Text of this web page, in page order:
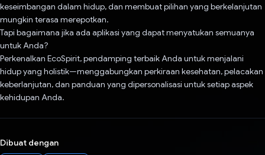
keseimbangan dalam hidup, dan membuat pilihan yang berkelanjutan
mungkin terasa merepotkan.
Tapi bagaimana jika ada aplikasi yang dapat menyatukan semuanya
untuk Anda?
Perkenalkan EcoSpirit, pendamping terbaik Anda untuk menjalani
hidup yang holistik—menggabungkan perkiraan kesehatan, pelacakan
keberlanjutan, dan panduan yang dipersonalisasi untuk setiap aspek
kehidupan Anda.
Dibuat dengan